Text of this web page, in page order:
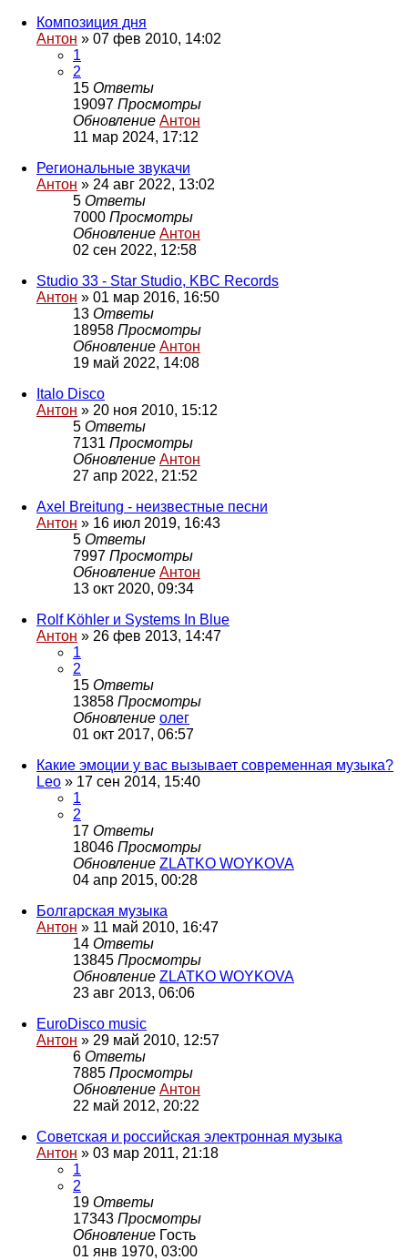
Композиция дня
Антон » 07 фев 2010, 14:02
1
2
15 Ответы
19097 Просмотры
Обновление Антон
11 мар 2024, 17:12
Региональные звукачи
Антон » 24 авг 2022, 13:02
5 Ответы
7000 Просмотры
Обновление Антон
02 сен 2022, 12:58
Studio 33 - Star Studio, KBC Records
Антон » 01 мар 2016, 16:50
13 Ответы
18958 Просмотры
Обновление Антон
19 май 2022, 14:08
Italo Disco
Антон » 20 ноя 2010, 15:12
5 Ответы
7131 Просмотры
Обновление Антон
27 апр 2022, 21:52
Axel Breitung - неизвестные песни
Антон » 16 июл 2019, 16:43
5 Ответы
7997 Просмотры
Обновление Антон
13 окт 2020, 09:34
Rolf Köhler и Systems In Blue
Антон » 26 фев 2013, 14:47
1
2
15 Ответы
13858 Просмотры
Обновление олег
01 окт 2017, 06:57
Какие эмоции у вас вызывает современная музыка?
Leo » 17 сен 2014, 15:40
1
2
17 Ответы
18046 Просмотры
Обновление ZLATKO WOYKOVA
04 апр 2015, 00:28
Болгарская музыка
Антон » 11 май 2010, 16:47
14 Ответы
13845 Просмотры
Обновление ZLATKO WOYKOVA
23 авг 2013, 06:06
EuroDisco music
Антон » 29 май 2010, 12:57
6 Ответы
7885 Просмотры
Обновление Антон
22 май 2012, 20:22
Советская и российская электронная музыка
Антон » 03 мар 2011, 21:18
1
2
19 Ответы
17343 Просмотры
Обновление Гость
01 янв 1970, 03:00